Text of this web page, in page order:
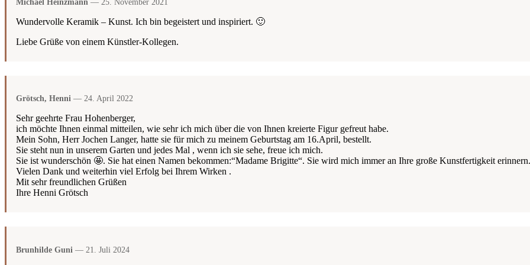
Wundervolle Keramik – Kunst. Ich bin begeistert und inspiriert. 🙂
Liebe Grüße von einem Künstler-Kollegen.
Grötsch, Henni — 24. April 2022
Sehr geehrte Frau Hohenberger,
ich möchte Ihnen einmal mitteilen, wie sehr ich mich über die von Ihnen kreierte Figur gefreut habe.
Mein Sohn, Herr Jochen Langer, hatte sie für mich zu meinem Geburtstag am 16.April, bestellt.
Sie steht nun in unserem Garten und jedes Mal , wenn ich sie sehe, freue ich mich.
Sie ist wunderschön 🤩. Sie hat einen Namen bekommen:“Madame Brigitte“. Sie wird mich immer an Ihre große Kunstfertigkeit erinnern.
Vielen Dank und weiterhin viel Erfolg bei Ihrem Wirken .
Mit sehr freundlichen Grüßen
Ihre Henni Grötsch
Brunhilde Guni — 21. Juli 2024